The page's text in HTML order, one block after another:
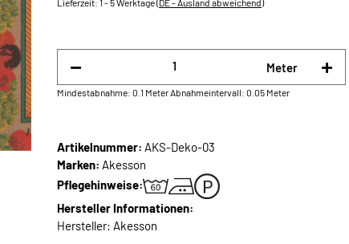
Lieferzeit: 1 - 5 Werktage(DE - Ausland abweichend)
Meter
Mindestabnahme: 0.1 MeterAbnahmeintervall: 0.05 Meter
Artikelnummer: AKS-Deko-03
Marken: Akesson
Pflegehinweise:
Hersteller Informationen:
Hersteller: Akesson